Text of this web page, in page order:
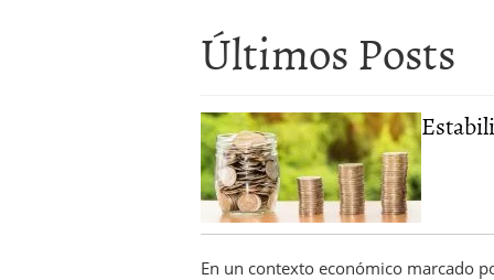
según
las
de la Fed
y el BCE
26/01/2026
Informe de mercado: el
del dólar 21/01/2026
Qué está moviendo
convierten en foco
Últimos Posts
En un contexto económico marcado